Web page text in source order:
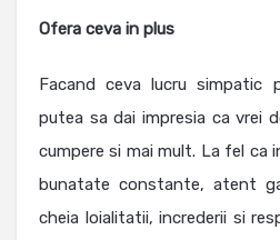
Ofera ceva in plus
Facand ceva lucru simpatic
putea sa dai impresia ca vrei
cumpere si mai mult. La fel ca
bunatate constante, atent
cheia loialitatii, increderii si